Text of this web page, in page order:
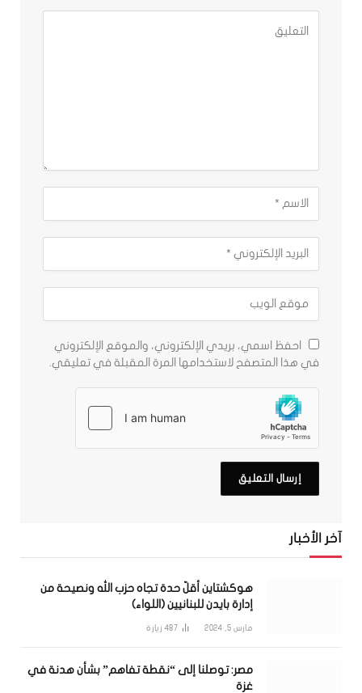
احفظ اسمي، بريدي الإلكتروني، والموقع الإلكتروني
في هذا المتصفح لاستخدامها المرة المقبلة في تعليقي.
آخر الأخبار
هوكشتاين أقلّ حدة تجاه حزب الله ونصيحة من
إدارة بايدن للبنانيين (اللواء)
مارس 5, 2024 487 زيارة
مصر: توصلنا إلى “نقطة تفاهم” بشأن هدنة في
غزة